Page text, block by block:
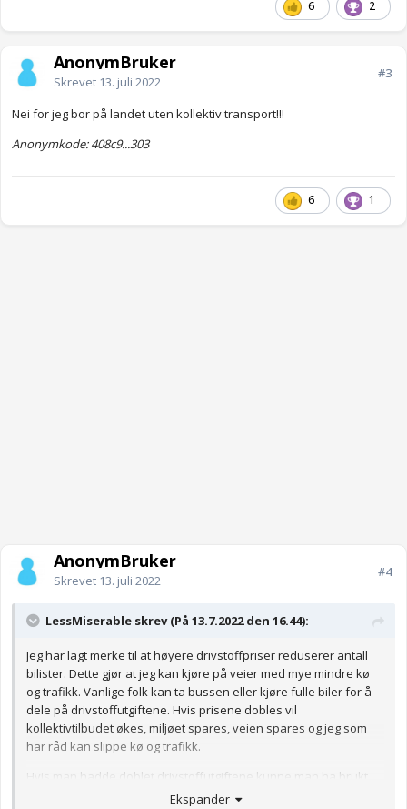
6 2
AnonymBruker
Skrevet 13. juli 2022
#3
Nei for jeg bor på landet uten kollektiv transport!!!
Anonymkode: 408c9...303
6 1
AnonymBruker
Skrevet 13. juli 2022
#4
LessMiserable skrev (På 13.7.2022 den 16.44):
Jeg har lagt merke til at høyere drivstoffpriser reduserer antall
bilister. Dette gjør at jeg kan kjøre på veier med mye mindre kø
og trafikk. Vanlige folk kan ta bussen eller kjøre fulle biler for å
dele på drivstoffutgiftene. Hvis prisene dobles vil
kollektivtilbudet økes, miljøet spares, veien spares og jeg som
har råd kan slippe kø og trafikk.
Hvis man hadde doblet drivstoffutgiftene kunne man ha brukt
pengene til gratis kollektivtransport.
Ekspander